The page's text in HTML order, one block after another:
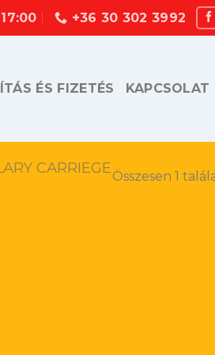
+36 30 302 3992
ÉS FIZETÉS KAPCSOLAT
CARRIEGEÖsszesen 1